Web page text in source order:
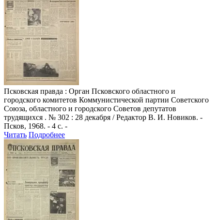
Псковская правда : Орган Псковского областного и
городского комитетов Коммунистической партии Советского
Союза, областного и городского Советов депутатов
трудящихся . № 302 : 28 декабря / Редактор В. И. Новиков. -
Псков, 1968. - 4 с. -
Читать Подробнее